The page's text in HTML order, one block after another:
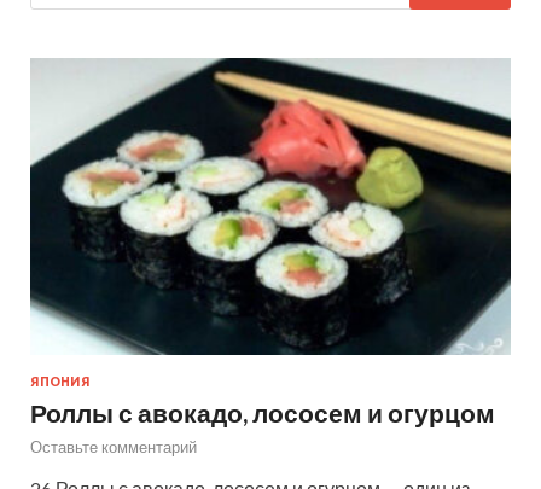
ЯПОНИЯ
Роллы с авокадо, лососем и огурцом
Оставьте комментарий